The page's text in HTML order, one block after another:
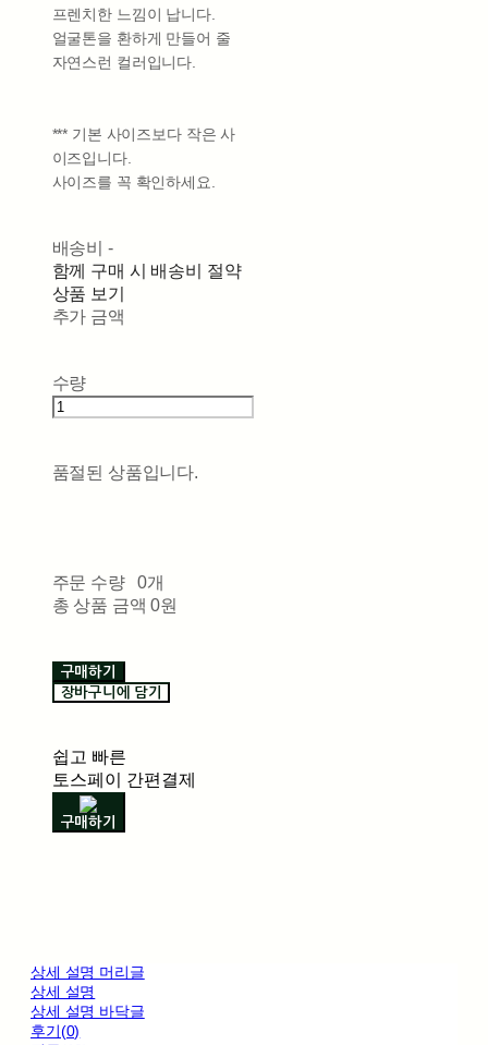
프렌치한 느낌이 납니다.
얼굴톤을 환하게 만들어 줄
자연스런 컬러입니다.
*** 기본 사이즈보다 작은 사
이즈입니다.
사이즈를 꼭 확인하세요.
배송비 -
함께 구매 시 배송비 절약
상품 보기
추가 금액
수량
품절된 상품입니다.
주문 수량
0개
총 상품 금액 0원
구매하기
장바구니에 담기
쉽고 빠른
토스페이 간편결제
구매하기
상세 설명 머리글
상세 설명
상세 설명 바닥글
후기(0)